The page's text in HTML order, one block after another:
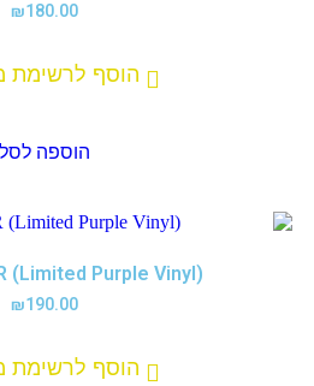
₪180.00
הוסף לרשימת
הוספה לסל
(Limited Purple Vinyl)
₪190.00
הוסף לרשימת